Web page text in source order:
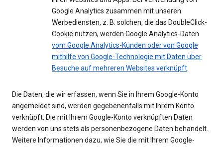
Google Analytics zusammen mit unseren
Werbediensten, z. B. solchen, die das DoubleClick-
Cookie nutzen, werden Google Analytics-Daten
vom Google Analytics-Kunden oder von Google
mithilfe von Google-Technologie mit Daten über
Besuche auf mehreren Websites verknüpft.
Die Daten, die wir erfassen, wenn Sie in Ihrem Google-Konto
angemeldet sind, werden gegebenenfalls mit Ihrem Konto
verknüpft. Die mit Ihrem Google-Konto verknüpften Daten
werden von uns stets als personenbezogene Daten behandelt.
Weitere Informationen dazu, wie Sie die mit Ihrem Google-